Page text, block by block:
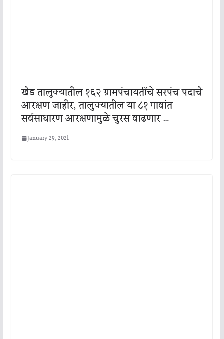
खेड तालुक्यातील १६२ ग्रामपंचायतींचे सरपंच पदाचे
आरक्षण जाहीर, तालुक्यातील या ८१ गावांत
सर्वसाधारण आरक्षणामुळे चुरस वाढणार …
January 29, 2021